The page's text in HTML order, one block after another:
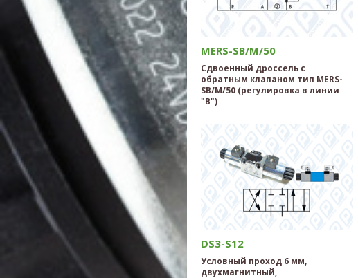
MERS-SB/M/50
Сдвоенный дроссель с
обратным клапаном тип MERS-
SB/M/50 (регулировка в линии
"B")
DS3-S12
Условный проход 6 мм,
двухмагнитный,